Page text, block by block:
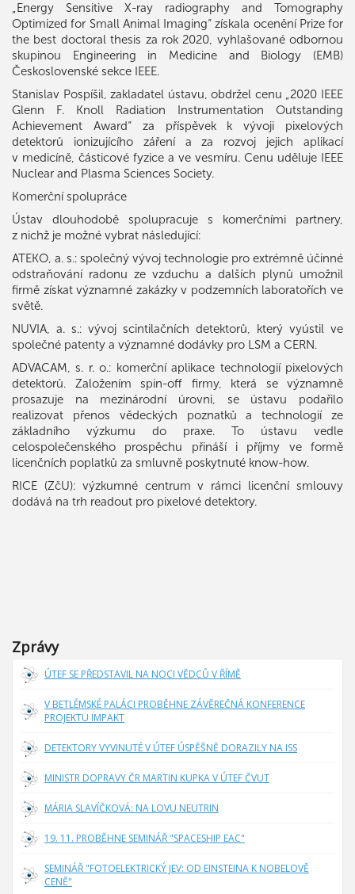
„Energy Sensitive X-ray radiography and Tomography
Optimized for Small Animal Imaging“ získala ocenění Prize for
the best doctoral thesis za rok 2020, vyhlašované odbornou
skupinou Engineering in Medicine and Biology (EMB)
Československé sekce IEEE.
Stanislav Pospíšil, zakladatel ústavu, obdržel cenu „2020 IEEE
Glenn F. Knoll Radiation Instrumentation Outstanding
Achievement Award“ za příspěvek k vývoji pixelových
detektorů ionizujícího záření a za rozvoj jejich aplikací
v medicíně, částicové fyzice a ve vesmíru. Cenu uděluje IEEE
Nuclear and Plasma Sciences Society.
Komerční spolupráce
Ústav dlouhodobě spolupracuje s komerčními partnery,
z nichž je možné vybrat následující:
ATEKO, a. s.: společný vývoj technologie pro extrémně účinné
odstraňování radonu ze vzduchu a dalších plynů umožnil
firmě získat významné zakázky v podzemních laboratořích ve
světě.
NUVIA, a. s.: vývoj scintilačních detektorů, který vyústil ve
společné patenty a významné dodávky pro LSM a CERN.
ADVACAM, s. r. o.: komerční aplikace technologií pixelových
detektorů. Založením spin-off firmy, která se významně
prosazuje na mezinárodní úrovni, se ústavu podařilo
realizovat přenos vědeckých poznatků a technologií ze
základního výzkumu do praxe. To ústavu vedle
celospolečenského prospěchu přináší i příjmy ve formě
licenčních poplatků za smluvně poskytnuté know-how.
RICE (ZčU): výzkumné centrum v rámci licenční smlouvy
dodává na trh readout pro pixelové detektory.
Zprávy
ÚTEF SE PŘEDSTAVIL NA NOCI VĚDCŮ V ŘÍMĚ
V BETLÉMSKÉ PALÁCI PROBĚHNE ZÁVĚREČNÁ KONFERENCE
PROJEKTU IMPAKT
DETEKTORY VYVINUTÉ V ÚTEF ÚSPĚŠNĚ DORAZILY NA ISS
MINISTR DOPRAVY ČR MARTIN KUPKA V ÚTEF ČVUT
MÁRIA SLAVÍČKOVÁ: NA LOVU NEUTRIN
19. 11. PROBĚHNE SEMINÁŘ "SPACESHIP EAC"
SEMINÁŘ "FOTOELEKTRICKÝ JEV: OD EINSTEINA K NOBELOVĚ
CENĚ"